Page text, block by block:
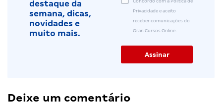
destaque da
semana, dicas,
novidades e
muito mais.
Concordo com a Política de
Privacidade e aceito
receber comunicações do
Gran Cursos Online.
Deixe um comentário